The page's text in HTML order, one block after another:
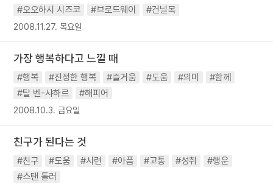
#오오하시 시즈코
#브로드웨이 #건널목
2008.11.27. 목요일
가장 행복하다고 느낄 때
#행복 #진정한 행복 #즐거움 #도움 #의미
#함께
#탈 벤-샤하르
#해피어
2008.10.3. 금요일
친구가 된다는 것
#친구 #도움 #시련 #아픔 #고통 #성취
#행운
#스탠 톨러